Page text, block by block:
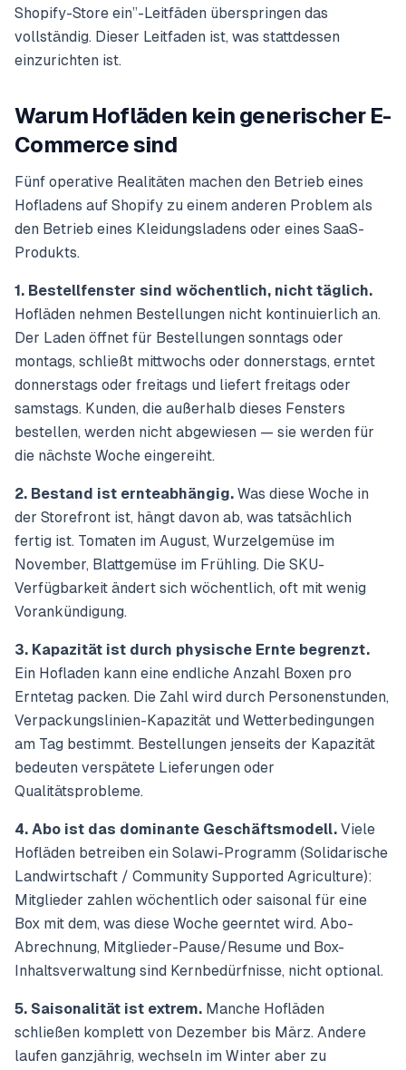
Shopify-Store ein”-Leitfäden überspringen das
vollständig. Dieser Leitfaden ist, was stattdessen
einzurichten ist.
Warum Hofläden kein generischer E-
Commerce sind
Fünf operative Realitäten machen den Betrieb eines
Hofladens auf Shopify zu einem anderen Problem als
den Betrieb eines Kleidungsladens oder eines SaaS-
Produkts.
1. Bestellfenster sind wöchentlich, nicht täglich.
Hofläden nehmen Bestellungen nicht kontinuierlich an.
Der Laden öffnet für Bestellungen sonntags oder
montags, schließt mittwochs oder donnerstags, erntet
donnerstags oder freitags und liefert freitags oder
samstags. Kunden, die außerhalb dieses Fensters
bestellen, werden nicht abgewiesen — sie werden für
die nächste Woche eingereiht.
2. Bestand ist ernteabhängig. Was diese Woche in
der Storefront ist, hängt davon ab, was tatsächlich
fertig ist. Tomaten im August, Wurzelgemüse im
November, Blattgemüse im Frühling. Die SKU-
Verfügbarkeit ändert sich wöchentlich, oft mit wenig
Vorankündigung.
3. Kapazität ist durch physische Ernte begrenzt.
Ein Hofladen kann eine endliche Anzahl Boxen pro
Erntetag packen. Die Zahl wird durch Personenstunden,
Verpackungslinien-Kapazität und Wetterbedingungen
am Tag bestimmt. Bestellungen jenseits der Kapazität
bedeuten verspätete Lieferungen oder
Qualitätsprobleme.
4. Abo ist das dominante Geschäftsmodell. Viele
Hofläden betreiben ein Solawi-Programm (Solidarische
Landwirtschaft / Community Supported Agriculture):
Mitglieder zahlen wöchentlich oder saisonal für eine
Box mit dem, was diese Woche geerntet wird. Abo-
Abrechnung, Mitglieder-Pause/Resume und Box-
Inhaltsverwaltung sind Kernbedürfnisse, nicht optional.
5. Saisonalität ist extrem. Manche Hofläden
schließen komplett von Dezember bis März. Andere
laufen ganzjährig, wechseln im Winter aber zu